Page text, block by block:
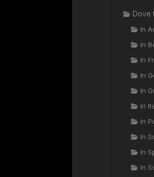
Dove
In
In
In
In
In
In
In
In
In
In